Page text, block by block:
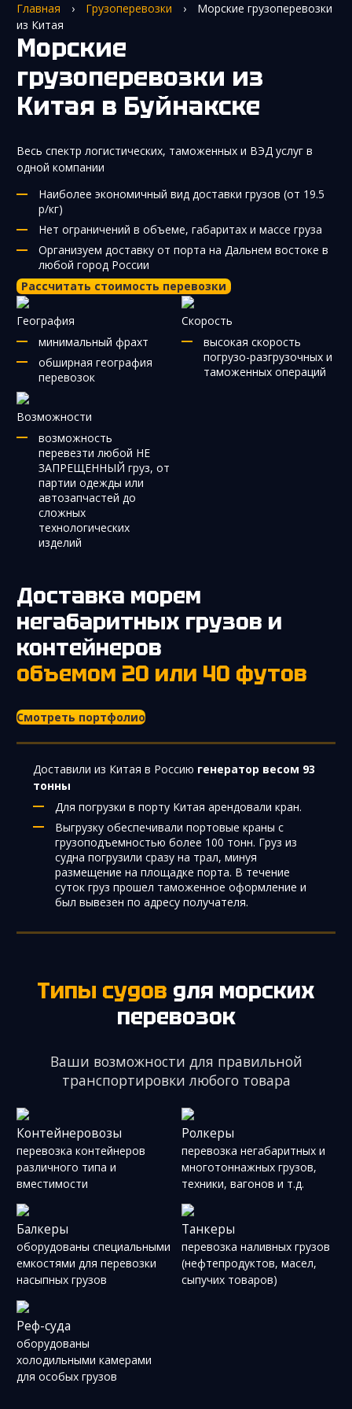
Главная › Грузоперевозки ›
Морские грузоперевозки
из Китая
Морские
грузоперевозки из
Китая в Буйнакске
Весь спектр логистических, таможенных и ВЭД услуг в
одной компании
Наиболее экономичный вид доставки грузов (от 19.5
р/кг)
Нет ограничений в объеме, габаритах и массе груза
Организуем доставку от порта на Дальнем востоке в
любой город России
Рассчитать стоимость перевозки
География
минимальный фрахт
обширная география
перевозок
Скорость
высокая скорость
погрузо-разгрузочных и
таможенных операций
Возможности
возможность
перевезти любой НЕ
ЗАПРЕЩЕННЫЙ груз, от
партии одежды или
автозапчастей до
сложных
технологических
изделий
Доставка морем
негабаритных грузов и
контейнеров
объемом 20 или 40 футов
Смотреть портфолио
Доставили из Китая в Россию генератор весом 93
тонны
Для погрузки в порту Китая арендовали кран.
Выгрузку обеспечивали портовые краны с
грузоподъемностью более 100 тонн. Груз из
судна погрузили сразу на трал, минуя
размещениe на площадке порта. В течение
суток груз прошел таможенное оформление и
был вывезен по адресу получателя.
Типы судов для морских
перевозок
Ваши возможности для правильной
транспортировки любого товара
Контейнеровозы
перевозка контейнеров
различного типа и
вместимости
Ролкеры
перевозка негабаритных и
многотоннажных грузов,
техники, вагонов и т.д.
Балкеры
оборудованы специальными
емкостями для перевозки
насыпных грузов
Танкеры
перевозка наливных грузов
(нефтепродуктов, масел,
сыпучих товаров)
Реф-суда
оборудованы
холодильными камерами
для особых грузов